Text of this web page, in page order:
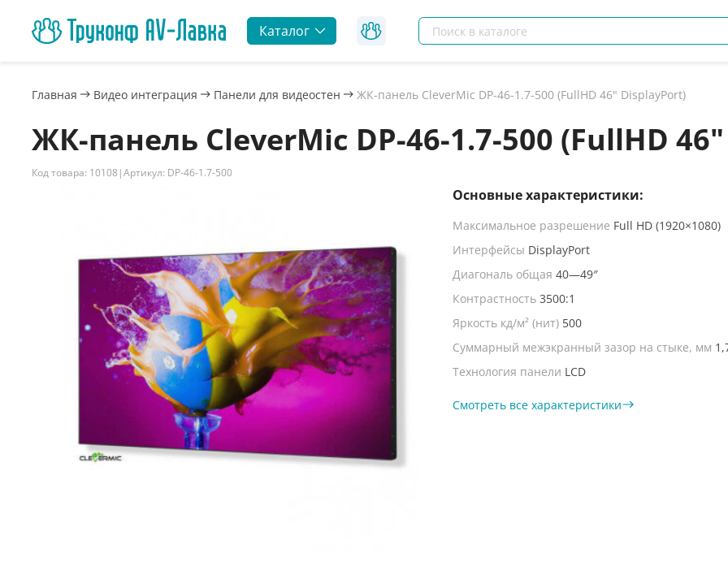
Каталог
Главная Видео интеграция Панели для видеостен ЖК-панель CleverMic DP-46-1.7-500 (FullHD 46" DisplayPort)
ЖК-панель CleverMic DP-46-1.7-500 (FullHD
Код товара: 10108 |Артикул: DP-46-1.7-500
Основные характеристики:
Максимальное разрешение Full HD (1920×1080)
Интерфейсы DisplayPort
Диагональ общая 40—49″
Контрастность 3500:1
Яркость кд/м² (нит) 500
Суммарный межэкранный зазор на стыке, мм
Технология панели LCD
Смотреть все характеристики